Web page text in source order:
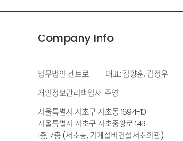
Company Info
법무법인 센트로
대표: 김향훈, 김정우
개인정보관리책임자: 주영
서울특별시 서초구 서초동 1694-10
서울특별시 서초구 서초중앙로 148
1층, 7층 (서초동, 기계설비건설서초회관)